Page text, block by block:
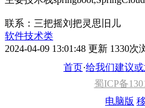
联系：三把摇刘把灵思旧儿
软件技术类
2024-04-09 13:01:48 更新 1330次
首页·给我们建议
蜀ICP备
电脑版